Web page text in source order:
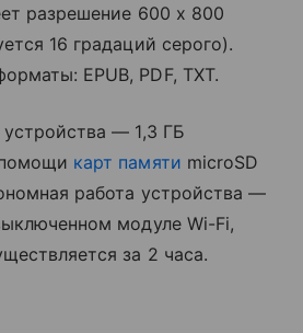
разрешение 600 x 800
16 градаций серого).
EPUB, PDF, TXT.
— 1,3 ГБ
карт памяти microSD
работа устройства —
модуле Wi-Fi,
за 2 часа.